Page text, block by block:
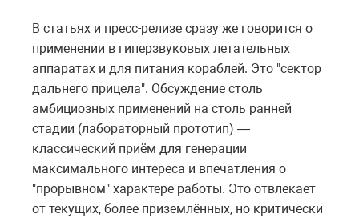
В статьях и пресс-релизе сразу же говорится о
применении в гиперзвуковых летательных
аппаратах и для питания кораблей. Это "сектор
дальнего прицела". Обсуждение столь
амбициозных применений на столь ранней
стадии (лабораторный прототип) —
классический приём для генерации
максимального интереса и впечатления о
"прорывном" характере работы. Это отвлекает
от текущих, более приземлённых, но критически